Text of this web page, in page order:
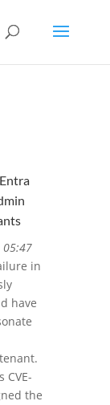
05:47
in
have
CVE-
the